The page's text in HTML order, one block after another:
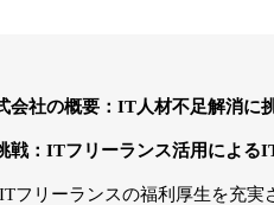
会社の概要：IT人材不足解消に
戦：ITフリーランス活用による
フリーランスの福利厚生を充実